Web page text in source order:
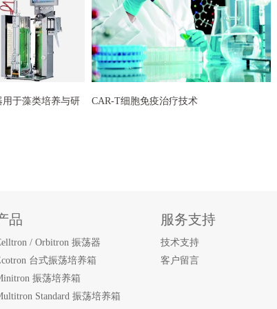
用于藻类培养与研
CAR-T细胞免疫治疗技术
品
/ Orbitron 振荡器
台式振荡培养箱
振荡培养箱
Standard 振荡培养箱
服务支持
技术支持
客户留言